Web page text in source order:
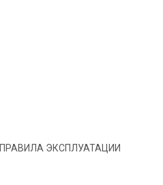
ПРАВИЛА ЭКСПЛУАТАЦИИ